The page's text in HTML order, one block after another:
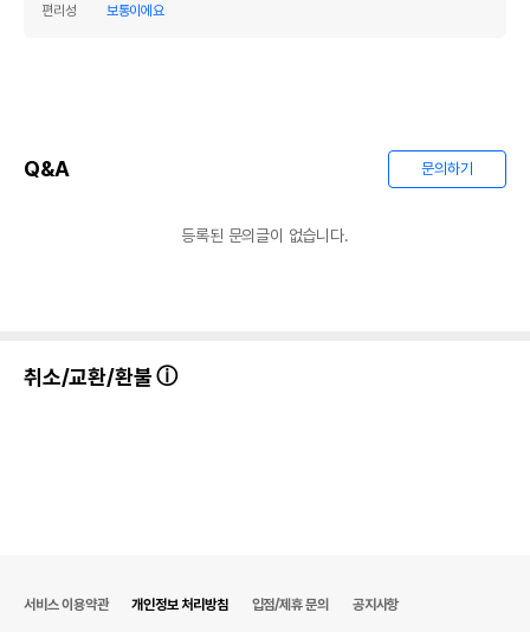
편리성
보통이에요
Q&A 문의하기
등록된 문의글이 없습니다.
취소/교환/환불
서비스 이용약관 개인정보 처리방침 입점/제휴 문의 공지사항